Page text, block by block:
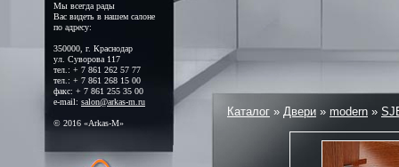
Мы всегда рады
Вас видеть в нашем салоне
по адресу:
350000, г. Краснодар
ул. Суворова 117
тел.: + 7 861 262 57 77
тел.: + 7 861 268 15 00
факс: + 7 861 255 35 00
e-mail: salon@arkas-m.ru
© 2016 «Arkas-M»
Каталог » Двери » modern »